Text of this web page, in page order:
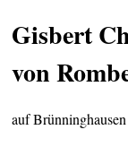
Gisbert
von
auf